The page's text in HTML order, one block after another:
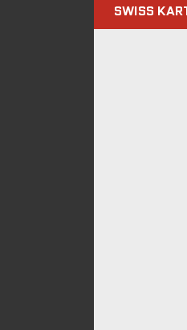
SWISS